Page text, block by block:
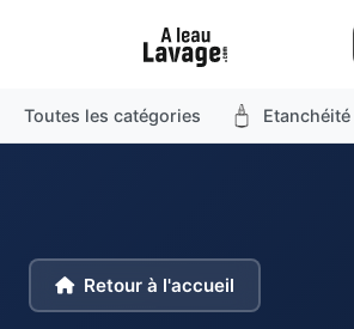
Toutes les catégories
Retour à l'accueil